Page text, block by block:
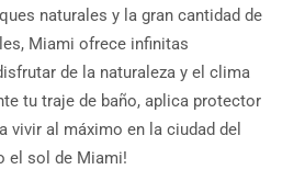
naturales y la gran cantidad de
Miami ofrece infinitas
de la naturaleza y el clima
tu traje de baño, aplica protector
vivir al máximo en la ciudad del
el sol de Miami!